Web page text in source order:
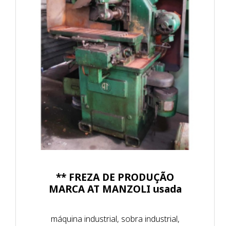
** FREZA DE PRODUÇÃO
MARCA AT MANZOLI usada
máquina industrial, sobra industrial,